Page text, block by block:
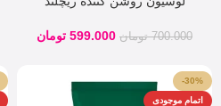
700.000 تومان 599.000 تومان
-30%
اتمام موجودی